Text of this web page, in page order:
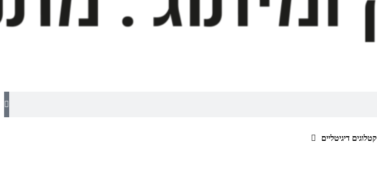
קטלוגים דיגיטליים